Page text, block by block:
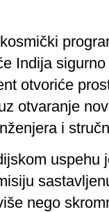
Indija
otvoriće
otvaranje
i
uspehu
nego